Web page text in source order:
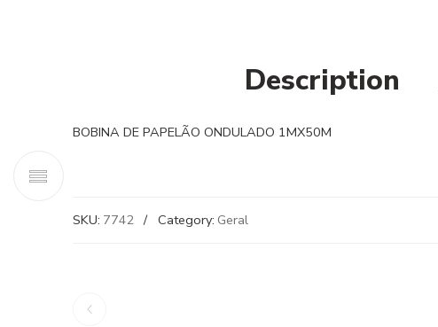
Description
BOBINA DE PAPELÃO ONDULADO 1MX50M
SKU: 7742 Category: Geral